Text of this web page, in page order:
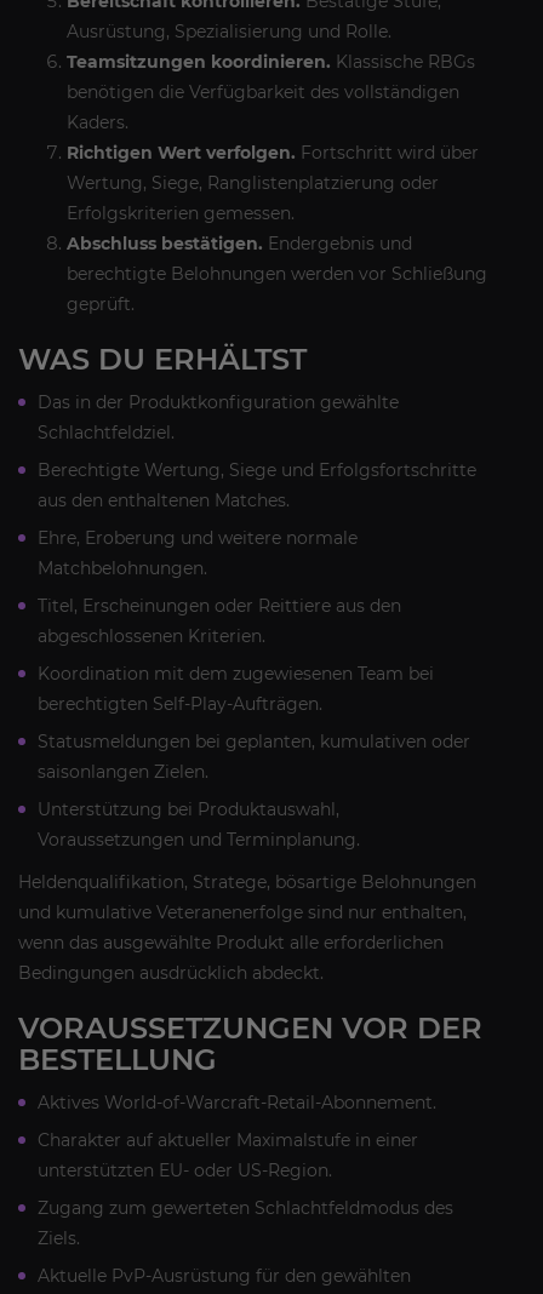
Ausrüstung, Spezialisierung und Rolle.
Teamsitzungen koordinieren. Klassische RBGs
benötigen die Verfügbarkeit des vollständigen
Kaders.
Richtigen Wert verfolgen. Fortschritt wird über
Wertung, Siege, Ranglistenplatzierung oder
Erfolgskriterien gemessen.
Abschluss bestätigen. Endergebnis und
berechtigte Belohnungen werden vor Schließung
geprüft.
WAS DU ERHÄLTST
Das in der Produktkonfiguration gewählte
Schlachtfeldziel.
Berechtigte Wertung, Siege und Erfolgsfortschritte
aus den enthaltenen Matches.
Ehre, Eroberung und weitere normale
Matchbelohnungen.
Titel, Erscheinungen oder Reittiere aus den
abgeschlossenen Kriterien.
Koordination mit dem zugewiesenen Team bei
berechtigten Self-Play-Aufträgen.
Statusmeldungen bei geplanten, kumulativen oder
saisonlangen Zielen.
Unterstützung bei Produktauswahl,
Voraussetzungen und Terminplanung.
Heldenqualifikation, Stratege, bösartige Belohnungen
und kumulative Veteranenerfolge sind nur enthalten,
wenn das ausgewählte Produkt alle erforderlichen
Bedingungen ausdrücklich abdeckt.
VORAUSSETZUNGEN VOR DER
BESTELLUNG
Aktives World-of-Warcraft-Retail-Abonnement.
Charakter auf aktueller Maximalstufe in einer
unterstützten EU- oder US-Region.
Zugang zum gewerteten Schlachtfeldmodus des
Ziels.
Aktuelle PvP-Ausrüstung für den gewählten